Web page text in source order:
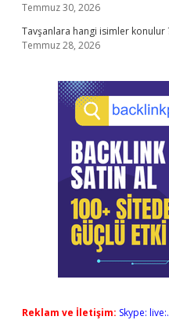
Temmuz 30, 2026
Tavşanlara hangi isimler konulur
Temmuz 28, 2026
Reklam ve İletişim: Skype: